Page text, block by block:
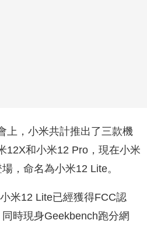
上，小米共計推出了三款機
12X和小米12 Pro，現在小米
，命名為小米12 Lite。
米12 Lite已經獲得FCC認
時現身Geekbench跑分網